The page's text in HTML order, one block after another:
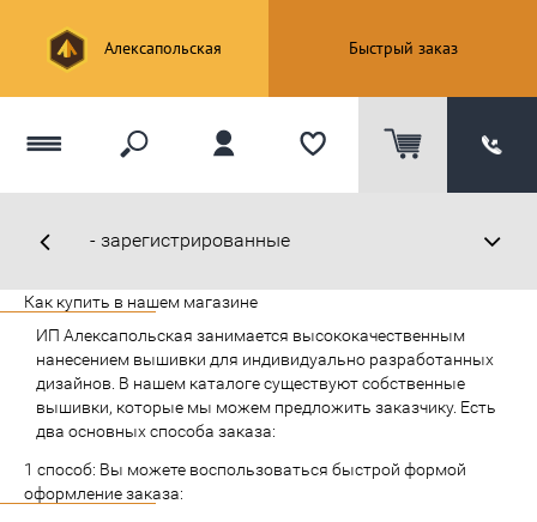
Алексапольская Быстрый заказ
Как купить в нашем магазине
ИП Алексапольская занимается высококачественным
нанесением вышивки для индивидуально разработанных
дизайнов. В нашем каталоге существуют собственные
вышивки, которые мы можем предложить заказчику. Есть
два основных способа заказа:
1 способ: Вы можете воспользоваться быстрой формой
оформление заказа: